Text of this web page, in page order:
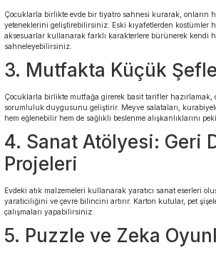
Galoşluklar
Dolap ve Duvar Süsleri
Oturma Grupları ve
Grupları
Çitler
Havuzları
Çocuklarla birlikte evde bir tiyatro sahnesi kurarak, onların
yeteneklerini geliştirebilirsiniz. Eski kıyafetlerden kostümler
aksesuarlar kullanarak farklı karakterlere bürünerek kendi
sahneleyebilirsiniz.
3. Mutfakta Küçük
Çocuklarla birlikte mutfağa girerek basit tarifler hazırlamak,
sorumluluk duygusunu geliştirir. Meyve salataları,
hem eğlenebilir hem de sağlıklı beslenme alışkanlıklarını
4. Sanat Atölyesi: Geri
Projeleri
Evdeki atık malzemeleri kullanarak yaratıcı sanat eserleri
yaraticiliğini ve çevre bilincini artırır. Karton kutular, pet
çalışmaları yapabilirsiniz.
5. Puzzle ve Zeka